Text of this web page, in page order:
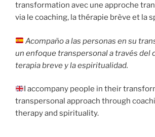
transformation avec une approche
via le coaching, la thérapie brève et la
Acompaño a las personas en su
un enfoque transpersonal a través del
terapia breve y la espiritualidad.
I accompany people in their
transpersonal approach through
therapy and spirituality.